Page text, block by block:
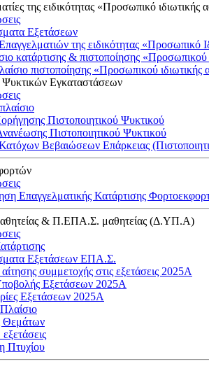
της ειδικότητας «Προσωπικό ιδιωτικής
Εξετάσεων
της ειδικότητας «Προσωπικό
κατάρτισης & πιστοποίησης «Προσωπικού
πιστοποίησης «Προσωπικού
Ψυκτικών Εγκαταστάσεων
Πιστοποιητικού Ψυκτικού
Πιστοποιητικού Ψυκτικού
Βεβαιώσεων Επάρκειας
Επαγγελματικής Κατάρτισης
& Π.ΕΠΑ.Σ. μαθητείας (Δ.ΥΠ.Α)
Εξετάσεων ΕΠΑ.Σ.
συμμετοχής στις εξετάσεις 2025Α
Εξετάσεων 2025A
Εξετάσεων 2025Α
Θεμάτων
Πτυχίου